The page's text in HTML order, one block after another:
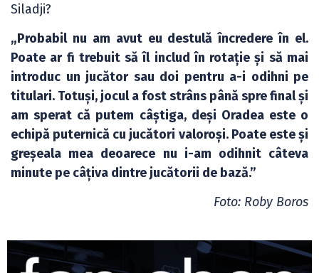
Siladji?
„Probabil nu am avut eu destulă încredere în el.
Poate ar fi trebuit să îl includ în rotație și să mai
introduc un jucător sau doi pentru a-i odihni pe
titulari. Totuși, jocul a fost strâns până spre final și
am sperat că putem câștiga, deși Oradea este o
echipă puternică cu jucători valoroși. Poate este și
greșeala mea deoarece nu i-am odihnit câteva
minute pe câțiva dintre jucătorii de bază.”
Foto: Roby Boros